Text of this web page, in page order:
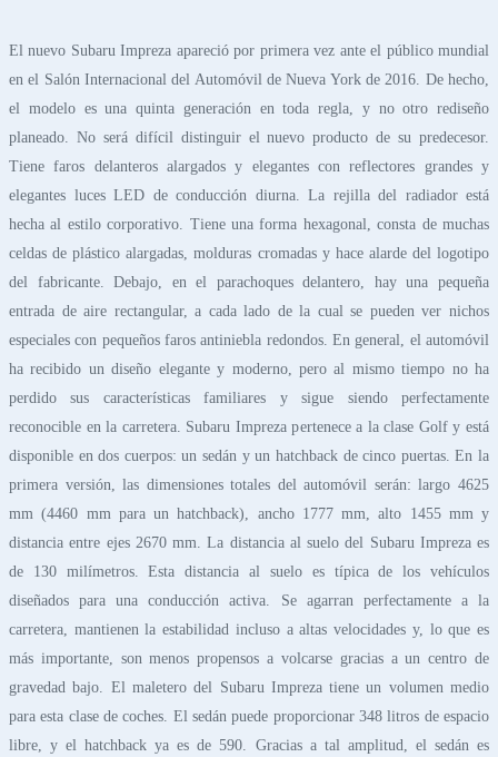
El nuevo Subaru Impreza apareció por primera vez ante el público mundial
en el Salón Internacional del Automóvil de Nueva York de 2016. De hecho,
el modelo es una quinta generación en toda regla, y no otro rediseño
planeado. No será difícil distinguir el nuevo producto de su predecesor.
Tiene faros delanteros alargados y elegantes con reflectores grandes y
elegantes luces LED de conducción diurna. La rejilla del radiador está
hecha al estilo corporativo. Tiene una forma hexagonal, consta de muchas
celdas de plástico alargadas, molduras cromadas y hace alarde del logotipo
del fabricante. Debajo, en el parachoques delantero, hay una pequeña
entrada de aire rectangular, a cada lado de la cual se pueden ver nichos
especiales con pequeños faros antiniebla redondos. En general, el automóvil
ha recibido un diseño elegante y moderno, pero al mismo tiempo no ha
perdido sus características familiares y sigue siendo perfectamente
reconocible en la carretera. Subaru Impreza pertenece a la clase Golf y está
disponible en dos cuerpos: un sedán y un hatchback de cinco puertas. En la
primera versión, las dimensiones totales del automóvil serán: largo 4625
mm (4460 mm para un hatchback), ancho 1777 mm, alto 1455 mm y
distancia entre ejes 2670 mm. La distancia al suelo del Subaru Impreza es
de 130 milímetros. Esta distancia al suelo es típica de los vehículos
diseñados para una conducción activa. Se agarran perfectamente a la
carretera, mantienen la estabilidad incluso a altas velocidades y, lo que es
más importante, son menos propensos a volcarse gracias a un centro de
gravedad bajo. El maletero del Subaru Impreza tiene un volumen medio
para esta clase de coches. El sedán puede proporcionar 348 litros de espacio
libre, y el hatchback ya es de 590. Gracias a tal amplitud, el sedán es